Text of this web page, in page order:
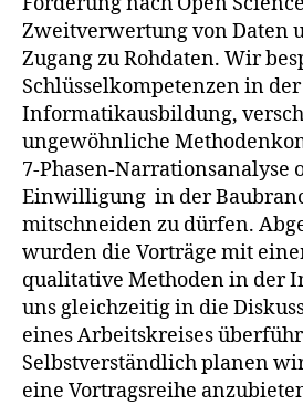
Zweitverwertung von Daten
Zugang zu Rohdaten. Wir
Schlüsselkompetenzen in der
Informatikausbildung,
ungewöhnliche
7-Phasen-Narrationsanalyse
Einwilligung in der
mitschneiden zu dürfen.
wurden die Vorträge mit
qualitative Methoden in der
uns gleichzeitig in die
eines Arbeitskreises
Selbstverständlichplanen
eine Vortragsreihe